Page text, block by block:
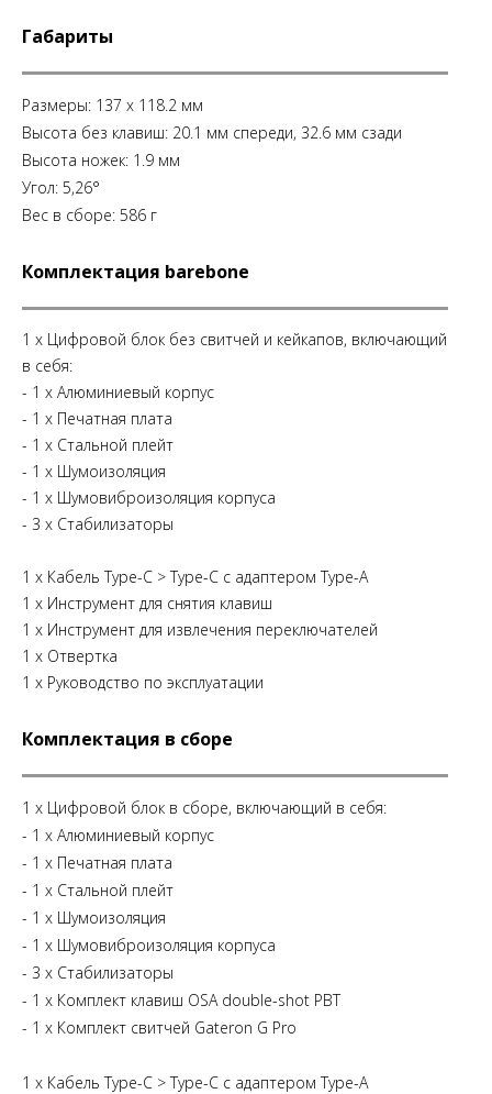
Габариты
Размеры: 137 x 118.2 мм
Высота без клавиш: 20.1 мм спереди, 32.6 мм сзади
Высота ножек: 1.9 мм
Угол: 5,26°
Вес в сборе: 586 г
Комплектация barebone
1 x Цифровой блок без свитчей и кейкапов, включающий
в себя:
- 1 х Алюминиевый корпус
- 1 х Печатная плата
- 1 х Стальной плейт
- 1 х Шумоизоляция
- 1 х Шумовиброизоляция корпуса
- 3 х Стабилизаторы
1 x Кабель Type-C > Type-C с адаптером Type-A
1 х Инструмент для снятия клавиш
1 х Инструмент для извлечения переключателей
1 х Отвертка
1 х Руководство по эксплуатации
Комплектация в сборе
1 x Цифровой блок в сборе, включающий в себя:
- 1 х Алюминиевый корпус
- 1 х Печатная плата
- 1 х Стальной плейт
- 1 х Шумоизоляция
- 1 х Шумовиброизоляция корпуса
- 3 х Стабилизаторы
- 1 x Комплект клавиш OSA double-shot PBT
- 1 x Комплект свитчей Gateron G Pro
1 x Кабель Type-C > Type-C с адаптером Type-A